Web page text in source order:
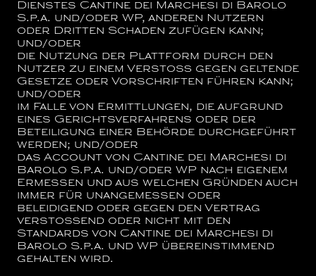
Dienstes Cantine dei Marchesi di Barolo
S.p.a. und/oder WP, anderen Nutzern
oder Dritten Schaden zufügen kann;
und/oder
die Nutzung der Plattform durch den
Nutzer zu einem Verstoß gegen geltende
Gesetze oder Vorschriften führen kann;
und/oder
im Falle von Ermittlungen, die aufgrund
eines Gerichtsverfahrens oder der
Beteiligung einer Behörde durchgeführt
werden; und/oder
das Account von Cantine dei Marchesi di
Barolo S.p.a. und/oder WP nach eigenem
Ermessen und aus welchen Gründen auch
immer für unangemessen oder
beleidigend oder gegen den Vertrag
verstoßend oder nicht mit den
Standards von Cantine dei Marchesi di
Barolo S.p.a. und WP übereinstimmend
gehalten wird.